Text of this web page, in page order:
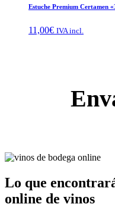
Estuche Premium Certamen
11,00€ IVA incl.
Lo que
online de vinos